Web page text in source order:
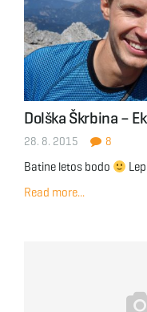
Dolška Škrbina –
28. 8. 2015 8
Batine letos bodo
Read more...